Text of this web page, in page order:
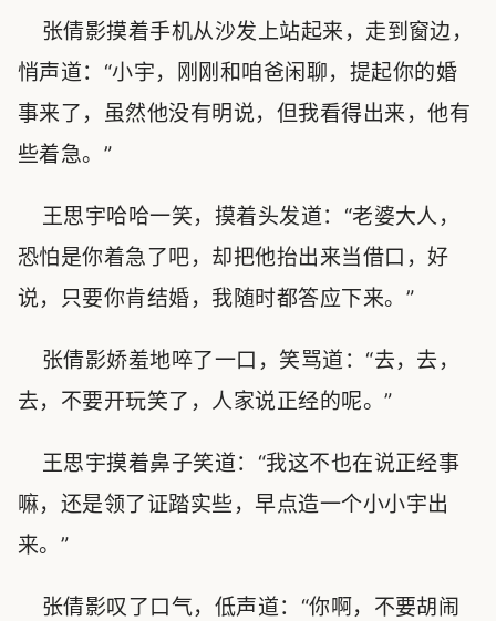
张倩影摸着手机从沙发上站起来，走到窗边，
悄声道：“小宇，刚刚和咱爸闲聊，提起你的婚
事来了，虽然他没有明说，但我看得出来，他有
些着急。”
王思宇哈哈一笑，摸着头发道：“老婆大人，
恐怕是你着急了吧，却把他抬出来当借口，好
说，只要你肯结婚，我随时都答应下来。”
张倩影娇羞地啐了一口，笑骂道：“去，去，
去，不要开玩笑了，人家说正经的呢。”
王思宇摸着鼻子笑道：“我这不也在说正经事
嘛，还是领了证踏实些，早点造一个小小宇出
来。”
张倩影叹了口气，低声道：“你啊，不要胡闹